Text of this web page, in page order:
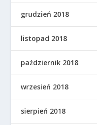
grudzień 2018
listopad 2018
październik 2018
wrzesień 2018
sierpień 2018